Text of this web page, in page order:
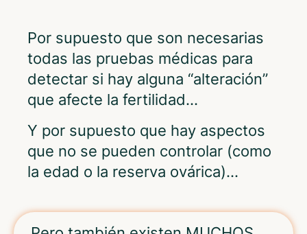
Por supuesto que son necesarias
todas las pruebas médicas para
detectar si hay alguna “alteración”
que afecte la fertilidad…
Y por supuesto que hay aspectos
que no se pueden controlar (como
la edad o la reserva ovárica)…